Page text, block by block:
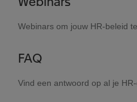
Webinars om jouw HR-beleid
FAQ
Vind een antwoord op al je